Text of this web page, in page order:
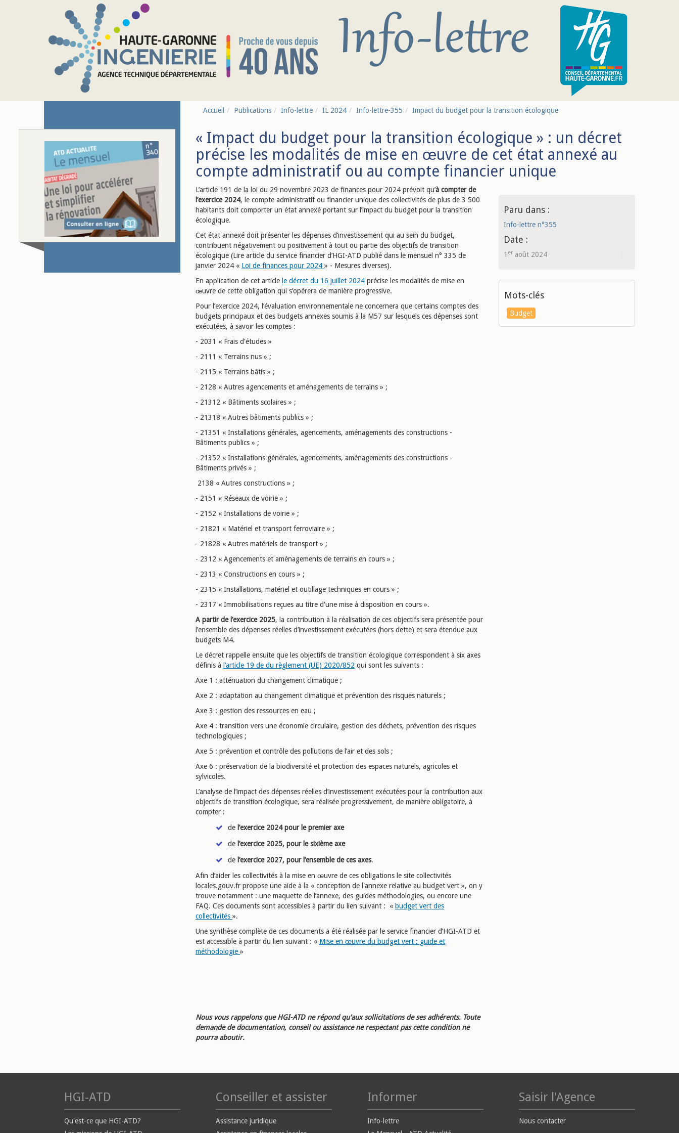
Accueil Publications Info-lettre IL 2024 Info-lettre-355 Impact du budget pour la transition écologique
« Impact du budget pour la transition écologique » : un décret
précise les modalités de mise en œuvre de cet état annexé au
compte administratif ou au compte financier unique
L’article 191 de la loi du 29 novembre 2023 de finances pour 2024 prévoit qu’à compter de
l’exercice 2024, le compte administratif ou financier unique des collectivités de plus de 3 500
habitants doit comporter un état annexé portant sur l’impact du budget pour la transition
écologique.
Cet état annexé doit présenter les dépenses d’investissement qui au sein du budget,
contribuent négativement ou positivement à tout ou partie des objectifs de transition
écologique (Lire article du service financier d’HGI-ATD publié dans le mensuel n° 335 de
janvier 2024 « Loi de finances pour 2024 » - Mesures diverses).
En application de cet article le décret du 16 juillet 2024 précise les modalités de mise en
œuvre de cette obligation qui s’opérera de manière progressive.
Pour l’exercice 2024, l’évaluation environnementale ne concernera que certains comptes des
budgets principaux et des budgets annexes soumis à la M57 sur lesquels ces dépenses sont
exécutées, à savoir les comptes :
- 2031 « Frais d'études »
- 2111 « Terrains nus » ;
- 2115 « Terrains bâtis » ;
- 2128 « Autres agencements et aménagements de terrains » ;
- 21312 « Bâtiments scolaires » ;
- 21318 « Autres bâtiments publics » ;
- 21351 « Installations générales, agencements, aménagements des constructions -
Bâtiments publics » ;
- 21352 « Installations générales, agencements, aménagements des constructions -
Bâtiments privés » ;
2138 « Autres constructions » ;
- 2151 « Réseaux de voirie » ;
- 2152 « Installations de voirie » ;
- 21821 « Matériel et transport ferroviaire » ;
- 21828 « Autres matériels de transport » ;
- 2312 « Agencements et aménagements de terrains en cours » ;
- 2313 « Constructions en cours » ;
- 2315 « Installations, matériel et outillage techniques en cours » ;
- 2317 « Immobilisations reçues au titre d'une mise à disposition en cours ».
A partir de l’exercice 2025, la contribution à la réalisation de ces objectifs sera présentée pour
l’ensemble des dépenses réelles d’investissement exécutées (hors dette) et sera étendue aux
budgets M4.
Le décret rappelle ensuite que les objectifs de transition écologique correspondent à six axes
définis à l’article 19 de du règlement (UE) 2020/852 qui sont les suivants :
Axe 1 : atténuation du changement climatique ;
Axe 2 : adaptation au changement climatique et prévention des risques naturels ;
Axe 3 : gestion des ressources en eau ;
Axe 4 : transition vers une économie circulaire, gestion des déchets, prévention des risques
technologiques ;
Axe 5 : prévention et contrôle des pollutions de l’air et des sols ;
Axe 6 : préservation de la biodiversité et protection des espaces naturels, agricoles et
sylvicoles.
L’analyse de l’impact des dépenses réelles d’investissement exécutées pour la contribution aux
objectifs de transition écologique, sera réalisée progressivement, de manière obligatoire, à
compter :
de l’exercice 2024 pour le premier axe
de l’exercice 2025, pour le sixième axe
de l’exercice 2027, pour l’ensemble de ces axes.
Afin d’aider les collectivités à la mise en œuvre de ces obligations le site collectivités
locales.gouv.fr propose une aide à la « conception de l'annexe relative au budget vert », on y
trouve notamment : une maquette de l’annexe, des guides méthodologies, ou encore une
FAQ. Ces documents sont accessibles à partir du lien suivant : « budget vert des
collectivités ».
Une synthèse complète de ces documents a été réalisée par le service financier d’HGI-ATD et
est accessible à partir du lien suivant : « Mise en œuvre du budget vert : guide et
méthodologie »
Nous vous rappelons que HGI-ATD ne répond qu'aux sollicitations de ses adhérents. Toute
demande de documentation, conseil ou assistance ne respectant pas cette condition ne
pourra aboutir.
Paru dans :
Info-lettre n°355
Date :
1 eraoût 2024
Mots-clés
Budget
HGI-ATD
Qu'est-ce que HGI-ATD?
Conseiller et assister
Assistance juridique
Informer
Info-lettre
Saisir l'Agence
Nous contacter